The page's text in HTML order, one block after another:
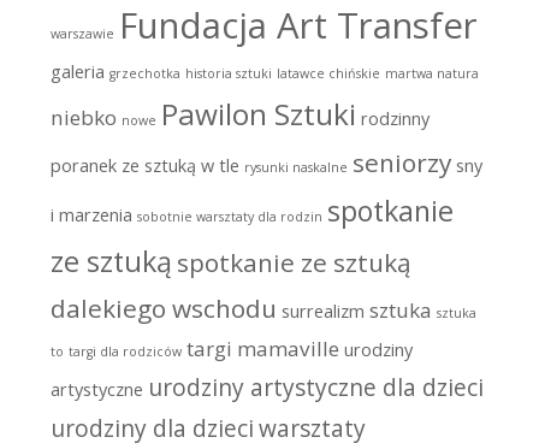
warszawie Fundacja Art Transfer
galeria grzechotka historia sztuki latawce chińskie martwa natura
niebko nowe Pawilon Sztuki rodzinny
poranek ze sztuką w tle rysunki naskalne seniorzy sny
i marzenia sobotnie warsztaty dla rodzin spotkanie
ze sztuką spotkanie ze sztuką
dalekiego wschodu surrealizm sztuka sztuka
to targi dla rodziców targi mamaville urodziny
artystyczne urodziny artystyczne dla dzieci
urodziny dla dzieci warsztaty